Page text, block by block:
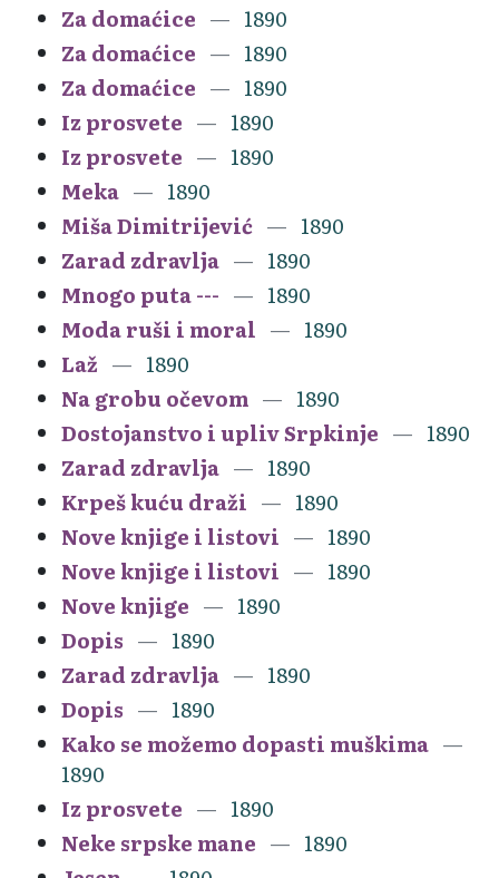
Za domaćice
1890
Za domaćice
1890
Za domaćice
1890
Iz prosvete
1890
Iz prosvete
1890
Meka
1890
Miša Dimitrijević
1890
Zarad zdravlja
1890
Mnogo puta ---
1890
Moda ruši i moral
1890
Laž
1890
Na grobu očevom
1890
Dostojanstvo i upliv Srpkinje
1890
Zarad zdravlja
1890
Krpeš kuću draži
1890
Nove knjige i listovi
1890
Nove knjige i listovi
1890
Nove knjige
1890
Dopis
1890
Zarad zdravlja
1890
Dopis
1890
Kako se možemo dopasti muškima
1890
Iz prosvete
1890
Neke srpske mane
1890